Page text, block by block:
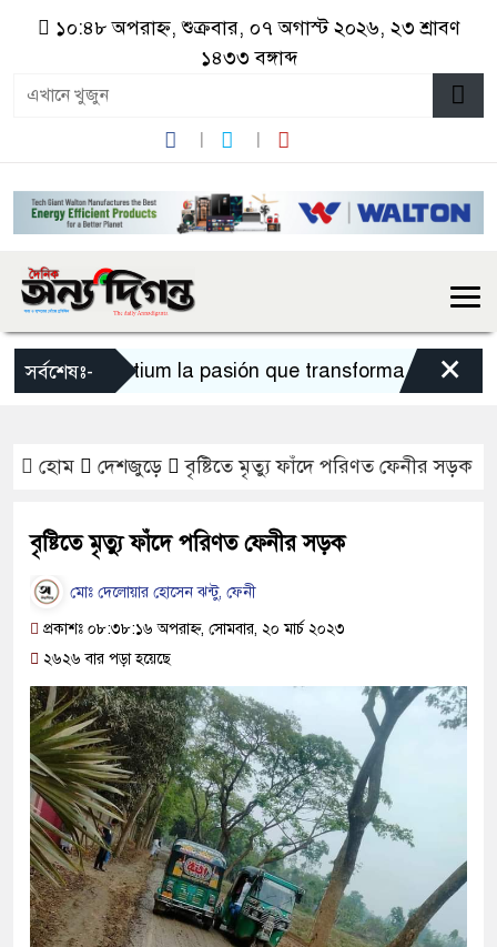
১০:৪৮ অপরাহ্ন, শুক্রবার, ০৭ অগাস্ট ২০২৬, ২৩ শ্রাবণ
১৪৩৩ বঙ্গাব্দ
সর্বশেষঃ-Sportium la pasión que transforma cada ×
হোম দেশজুড়ে বৃষ্টিতে মৃত্যু ফাঁদে পরিণত ফেনীর সড়ক
বৃষ্টিতে মৃত্যু ফাঁদে পরিণত ফেনীর সড়ক
মোঃ দেলোয়ার হোসেন ঝন্টু, ফেনী
প্রকাশঃ ০৮:৩৮:১৬ অপরাহ্ন, সোমবার, ২০ মার্চ ২০২৩
২৬২৬ বার পড়া হয়েছে